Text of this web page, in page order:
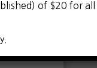
of $20 for